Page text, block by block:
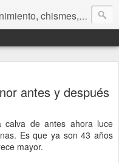
ovnis, noticias calientes, fotos, videos, paranormal y ¡más!
antes y después
calva de antes ahora luce
Es que ya son 43 años
mayor.